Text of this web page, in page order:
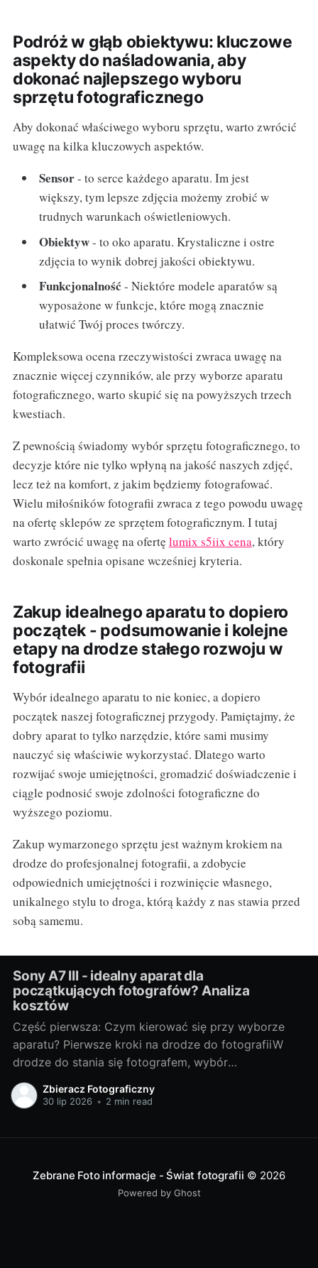
Podróż w głąb obiektywu: kluczowe
aspekty do naśladowania, aby
dokonać najlepszego wyboru
sprzętu fotograficznego
Aby dokonać właściwego wyboru sprzętu, warto zwrócić
uwagę na kilka kluczowych aspektów.
Sensor- to serce każdego aparatu. Im jest
większy, tym lepsze zdjęcia możemy zrobić w
trudnych warunkach oświetleniowych.
Obiektyw- to oko aparatu. Krystaliczne i ostre
zdjęcia to wynik dobrej jakości obiektywu.
Funkcjonalność - Niektóre modele aparatów są
wyposażone w funkcje, które mogą znacznie
ułatwić Twój proces twórczy.
Kompleksowa ocena rzeczywistości zwraca uwagę na
znacznie więcej czynników, ale przy wyborze aparatu
fotograficznego, warto skupić się na powyższych trzech
kwestiach.
Z pewnością świadomy wybór sprzętu fotograficznego, to
decyzje które nie tylko wpłyną na jakość naszych zdjęć,
lecz też na komfort, z jakim będziemy fotografować.
Wielu miłośników fotografii zwraca z tego powodu uwagę
na ofertę sklepów ze sprzętem fotograficznym. I tutaj
warto zwrócić uwagę na ofertę lumix s5iix cena, który
doskonale spełnia opisane wcześniej kryteria.
Zakup idealnego aparatu to dopiero
początek - podsumowanie i kolejne
etapy na drodze stałego rozwoju w
fotografii
Wybór idealnego aparatu to nie koniec, a dopiero
początek naszej fotograficznej przygody. Pamiętajmy, że
dobry aparat to tylko narzędzie, które sami musimy
nauczyć się właściwie wykorzystać. Dlatego warto
rozwijać swoje umiejętności, gromadzić doświadczenie i
ciągle podnosić swoje zdolności fotograficzne do
wyższego poziomu.
Zakup wymarzonego sprzętu jest ważnym krokiem na
drodze do profesjonalnej fotografii, a zdobycie
odpowiednich umiejętności i rozwinięcie własnego,
unikalnego stylu to droga, którą każdy z nas stawia przed
sobą samemu.
Sony A7 III - idealny aparat dla
początkujących fotografów? Analiza
kosztów
Część pierwsza: Czym kierować się przy wyborze
aparatu? Pierwsze kroki na drodze do fotografiiW
drodze do stania się fotografem, wybór
odpowiedniego sprzętu jest jednym z
najważniejszych kroków. Bez względu na to, czy
Zbieracz Fotograficzny
30 lip 2026 • 2 min read
Zebrane Foto informacje - Świat fotografii © 2026
Powered by Ghost